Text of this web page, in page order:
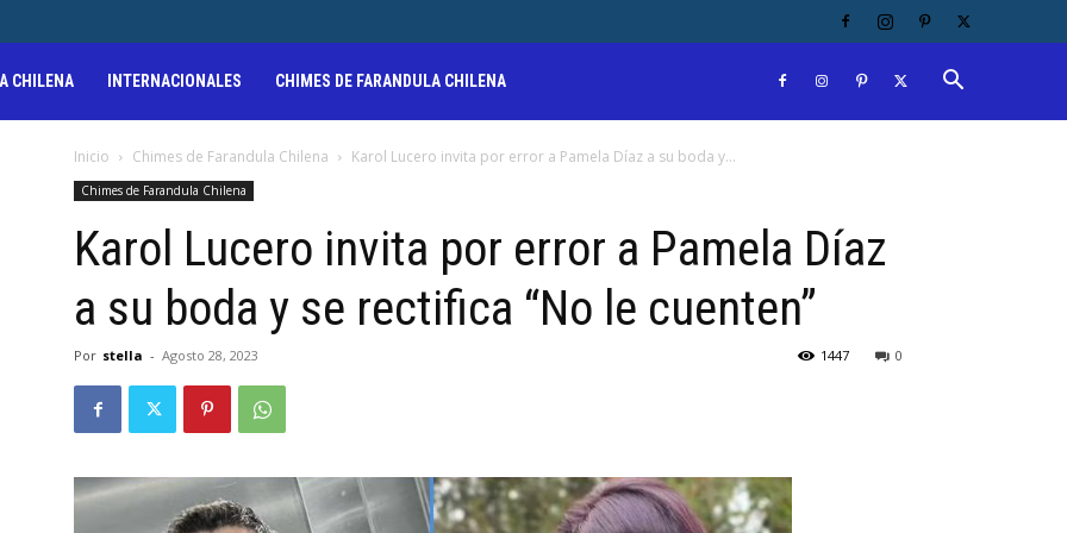
CHILENA INTERNACIONALES CHIMES DE FARANDULA CHILENA
Inicio Chimes de Farandula Chilena Karol Lucero invita por error a Pamela Díaz a su boda y...
Chimes de Farandula Chilena
Karol Lucero invita por error a Pamela Díaz
a su boda y se rectifica “No le cuenten”
Por stella - Agosto 28, 2023 0
1447